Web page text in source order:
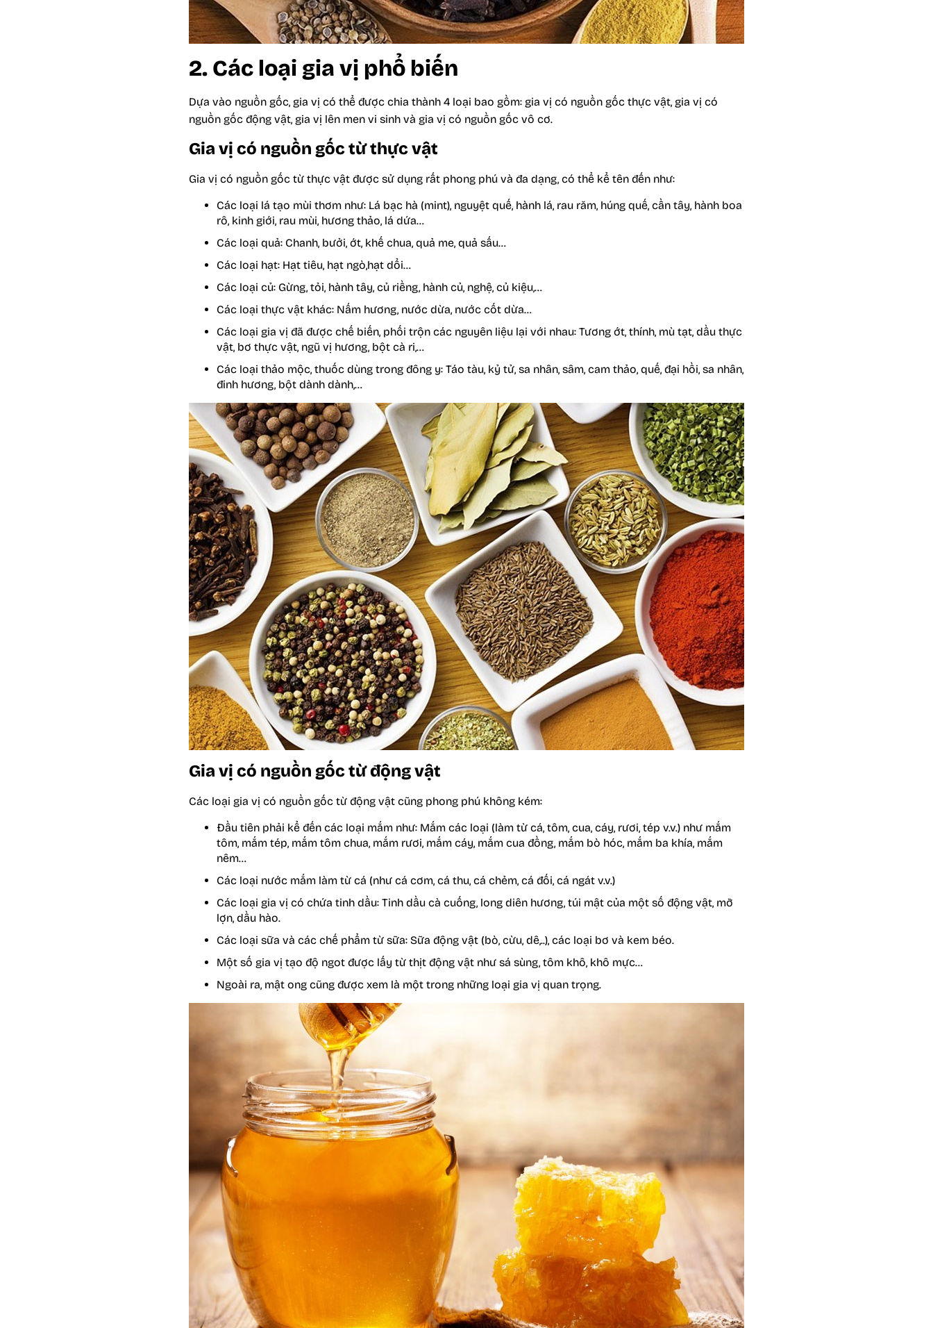
2. Các loại gia vị phổ biến
Dựa vào nguồn gốc, gia vị có thể được chia thành 4 loại bao gồm: gia vị có nguồn gốc thực vật, gia vị có
nguồn gốc động vật, gia vị lên men vi sinh và gia vị có nguồn gốc vô cơ.
Gia vị có nguồn gốc từ thực vật
Gia vị có nguồn gốc từ thực vật được sử dụng rất phong phú và đa dạng, có thể kể tên đến như:
Các loại lá tạo mùi thơm như: Lá bạc hà (mint), nguyệt quế, hành lá, rau răm, húng quế, cần tây, hành boa
rô, kinh giới, rau mùi, hương thảo, lá dứa…
Các loại quả: Chanh, bưởi, ớt, khế chua, quả me, quả sấu…
Các loại hạt: Hạt tiêu, hạt ngò,hạt dổi…
Các loại củ: Gừng, tỏi, hành tây, củ riềng, hành củ, nghệ, củ kiệu,…
Các loại thực vật khác: Nấm hương, nước dừa, nước cốt dừa…
Các loại gia vị đã được chế biến, phối trộn các nguyên liệu lại với nhau: Tương ớt, thính, mù tạt, dầu thực
vật, bơ thực vật, ngũ vị hương, bột cà ri,…
Các loại thảo mộc, thuốc dùng trong đông y: Táo tàu, kỷ tử, sa nhân, sâm, cam thảo, quế, đại hồi, sa nhân,
đinh hương, bột dành dành,…
Gia vị có nguồn gốc từ động vật
Các loại gia vị có nguồn gốc từ động vật cũng phong phú không kém:
Đầu tiên phải kể đến các loại mắm như: Mắm các loại (làm từ cá, tôm, cua, cáy, rươi, tép v.v.) như mắm
tôm, mắm tép, mắm tôm chua, mắm rươi, mắm cáy, mắm cua đồng, mắm bò hóc, mắm ba khía, mắm
nêm…
Các loại nước mắm làm từ cá (như cá cơm, cá thu, cá chẻm, cá đối, cá ngát v.v.)
Các loại gia vị có chứa tinh dầu: Tinh dầu cà cuống, long diên hương, túi mật của một số động vật, mỡ
lợn, dầu hào.
Các loại sữa và các chế phẩm từ sữa: Sữa động vật (bò, cừu, dê,..), các loại bơ và kem béo.
Một số gia vị tạo độ ngot được lấy từ thịt động vật như sá sùng, tôm khô, khô mực…
Ngoài ra, mật ong cũng được xem là một trong những loại gia vị quan trọng.